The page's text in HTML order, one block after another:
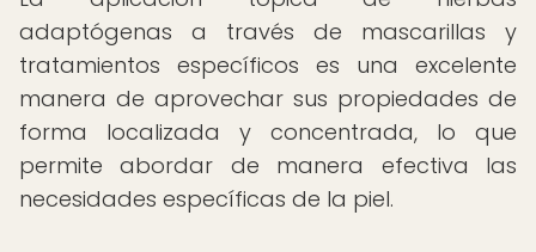
adaptógenas a través de mascarillas y
tratamientos específicos es una excelente
manera de aprovechar sus propiedades de
forma localizada y concentrada, lo que
permite abordar de manera efectiva las
necesidades específicas de la piel.